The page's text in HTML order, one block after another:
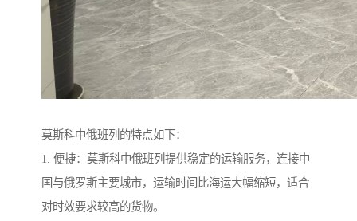
莫斯科中俄班列的特点如下：
1. 便捷：莫斯科中俄班列提供稳定的运输服务，连接中
国与俄罗斯主要城市，运输时间比海运大幅缩短，适合
对时效要求较高的货物。